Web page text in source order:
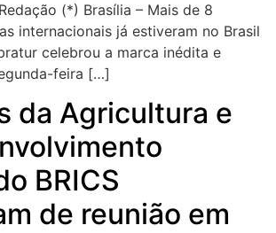
(*) Brasília – Mais de 8
internacionais já estiveram no Brasil
celebrou a marca inédita e
feira […]
da Agricultura e
BRICS
de reunião em